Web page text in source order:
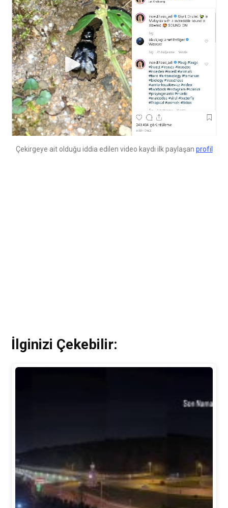
Çekirgeye ait olduğu iddia edilen video kaydı ilk paylaşan profil
İlginizi Çekebilir: